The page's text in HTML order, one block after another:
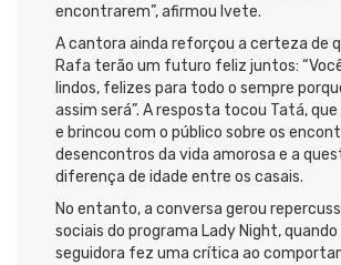
encontrarem”, afirmou Ivete.
A cantora ainda reforçou a certeza de
Rafa terão um futuro feliz juntos:
lindos, felizes para todo o sempre
assim será”. A resposta tocou Tatá,
e brincou com o público sobre os
desencontros da vida amorosa e a
diferença de idade entre os casais.
No entanto, a conversa gerou
sociais do programa Lady Night, quando
seguidora fez uma crítica ao